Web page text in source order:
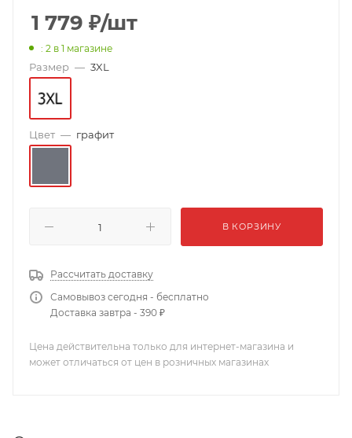
1 779 ₽/шт
: 2 в 1 магазине
Размер — 3XL
Цвет — графит
В КОРЗИНУ
Рассчитать доставку
Самовывоз сегодня - бесплатно
Доставка завтра - 390 ₽
Цена действительна только для интернет-магазина и
может отличаться от цен в розничных магазинах